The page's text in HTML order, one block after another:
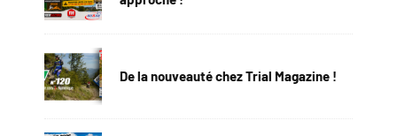
De la nouveauté chez Trial Magazine !